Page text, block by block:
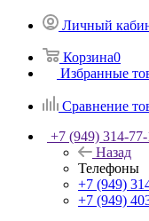
Личный
Корзина0
Избранные
Сравнение
+7 (949) 314-77-
Назад
Телефоны
+7 (949)
+7 (949)